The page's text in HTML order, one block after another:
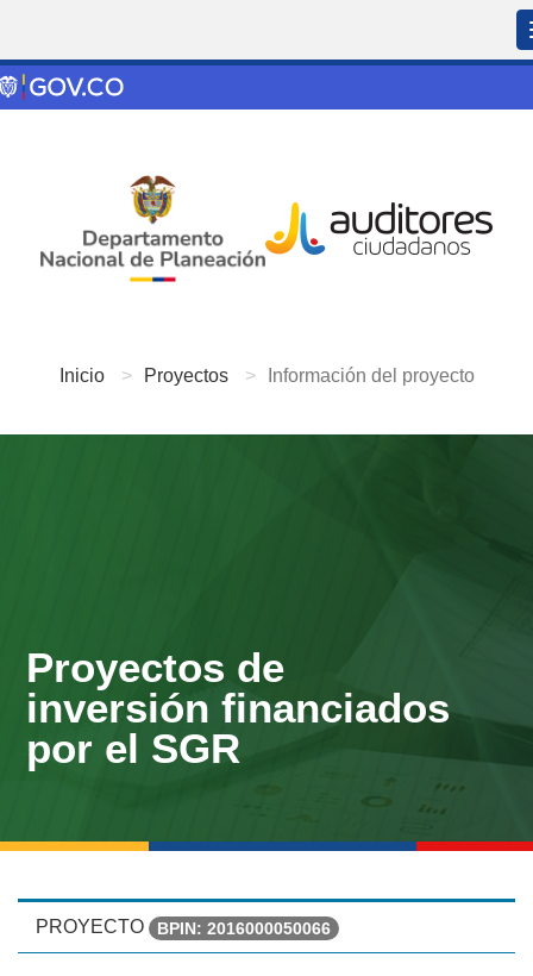
Inicio Proyectos Información del proyecto
Proyectos de
inversión financiados
por el SGR
PROYECTO BPIN: 2016000050066